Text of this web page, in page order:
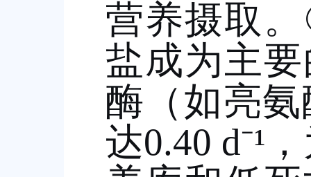
营养摄取。
盐成为主
酶（如亮
达0.40 d⁻¹